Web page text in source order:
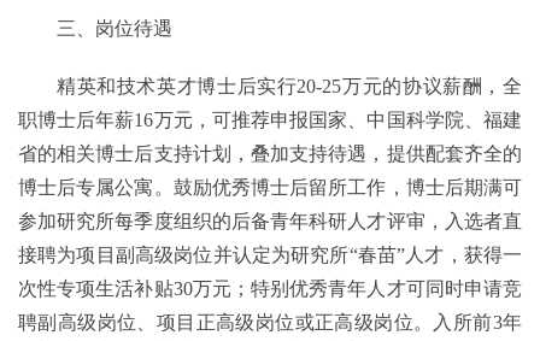
三、岗位待遇
精英和技术英才博士后实行20-25万元的协议薪酬，全
职博士后年薪16万元，可推荐申报国家、中国科学院、福建
省的相关博士后支持计划，叠加支持待遇，提供配套齐全的
博士后专属公寓。鼓励优秀博士后留所工作，博士后期满可
参加研究所每季度组织的后备青年科研人才评审，入选者直
接聘为项目副高级岗位并认定为研究所“春苗”人才，获得一
次性专项生活补贴30万元；特别优秀青年人才可同时申请竞
聘副高级岗位、项目正高级岗位或正高级岗位。入所前3年